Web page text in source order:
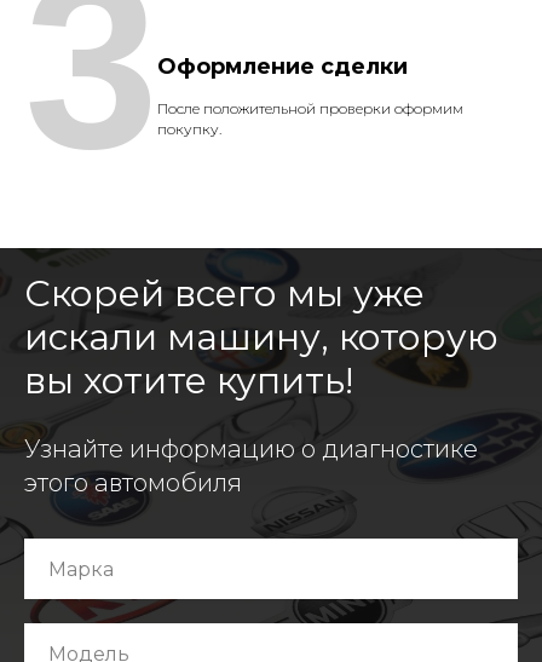
Оформление сделки
После положительной проверки оформим
покупку.
3
Скорей всего мы уже
искали машину, которую
вы хотите купить!
Узнайте информацию о диагностике
этого автомобиля